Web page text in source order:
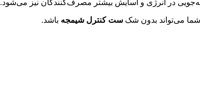
در انرژی و آسایش بیشتر مصرف‌کنندگان نیز می‌شود.
شما می‌تواند بدون شک ست کنترل شیمجه باشد.